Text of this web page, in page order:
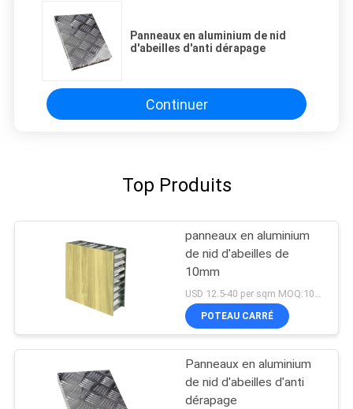
Panneaux en aluminium de nid
d'abeilles d'anti dérapage
Continuer
Top Produits
panneaux en aluminium
de nid d'abeilles de
10mm
USD 12.5-40 per sqm MOQ:100sqm
POTEAU CARRÉ
Panneaux en aluminium
de nid d'abeilles d'anti
dérapage